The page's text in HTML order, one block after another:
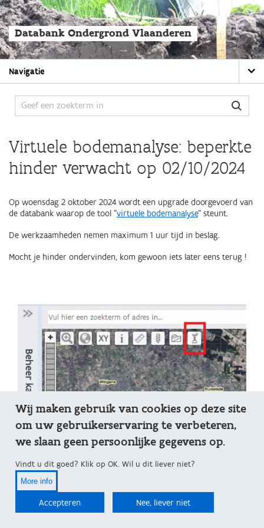
Overslaan
en
naar
de
algemene
inhoud
Databank Ondergrond Vlaanderen
Main
navigation
Navigatie
Virtuele bodemanalyse: beperkte
hinder verwacht op 02/10/2024
Op woensdag 2 oktober 2024 wordt een upgrade doorgevoerd van
de databank waarop de tool "virtuele bodemanalyse" steunt.
De werkzaamheden nemen maximum 1 uur tijd in beslag.
Mocht je hinder ondervinden, kom gewoon iets later eens terug !
Wij maken gebruik van cookies op deze site
om uw gebruikerservaring te verbeteren,
we slaan geen persoonlijke gegevens op.
Vindt u dit goed? Klik op OK. Wil u dit liever niet?
More info
Accepteren Nee, liever niet